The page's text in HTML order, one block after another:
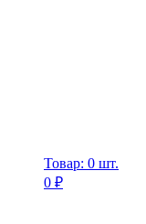
Товар: 0 шт.
0 ₽